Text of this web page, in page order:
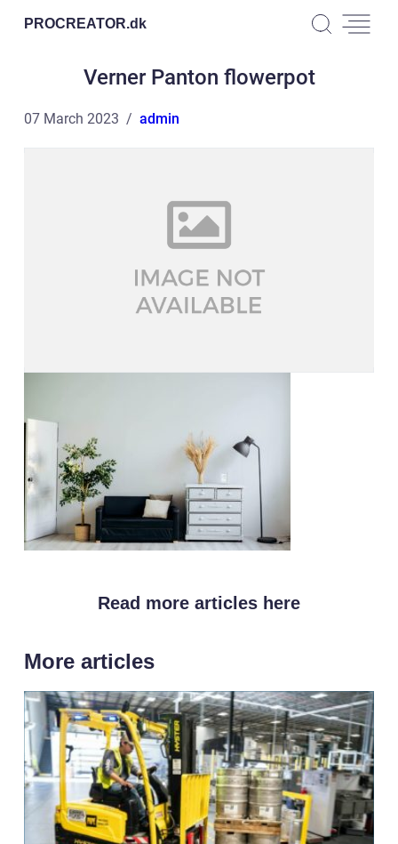
PROCREATOR.dk
Verner Panton flowerpot
07 March 2023 admin
Read more articles here
More articles